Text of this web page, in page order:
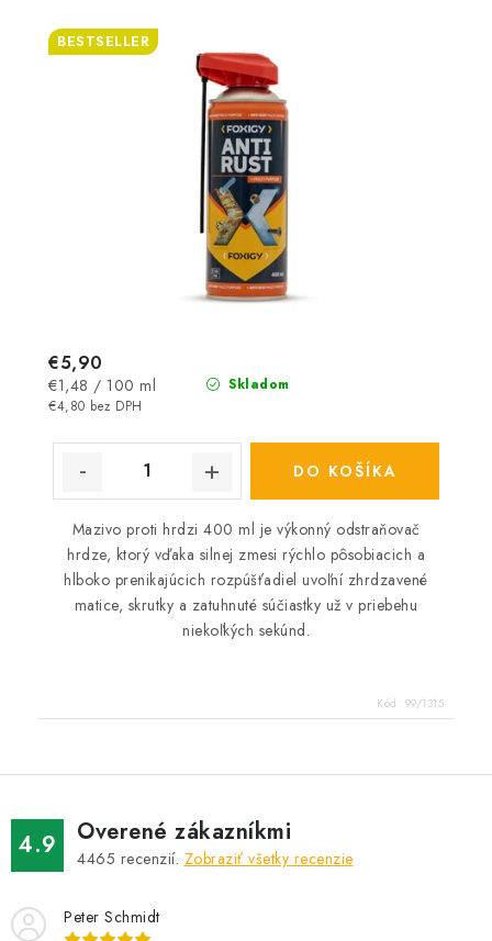
BESTSELLER
Skladom
€4,80 bez DPH
€5,90
Jednotková
cena:
€1,48 / 100 ml
DO KOŠÍKA
Mazivo proti hrdzi 400 ml je výkonný odstraňovač
hrdze, ktorý vďaka silnej zmesi rýchlo pôsobiacich a
hlboko prenikajúcich rozpúšťadiel uvoľní zhrdzavené
matice, skrutky a zatuhnuté súčiastky už v priebehu
niekoľkých sekúnd.
Kód: 99/1315
4.9 Overené zákazníkmi
4465 recenzií. Zobraziť všetky recenzie
Peter Schmidt